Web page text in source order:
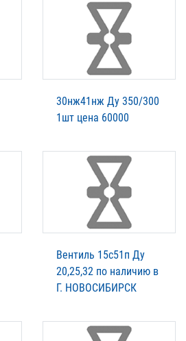
30нж41нж Ду 350/300
1шт цена 60000
Вентиль 15с51п Ду
20,25,32 по наличию в
Г. НОВОСИБИРСК